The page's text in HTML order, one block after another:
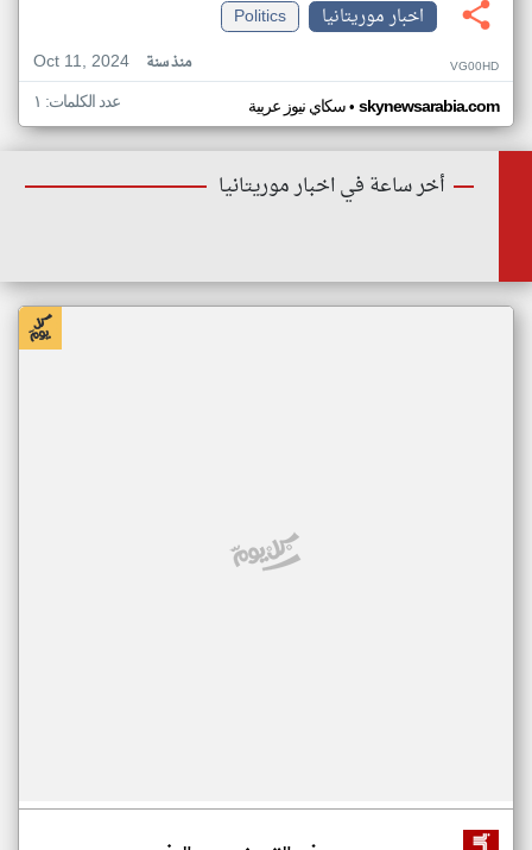
اخبار موريتانيا
Politics
Oct 11, 2024
منذ سنة VG00HD
سكاي نيوز عربية• skynewsarabia.com عدد الكلمات: ١
أخر ساعة في اخبار موريتانيا